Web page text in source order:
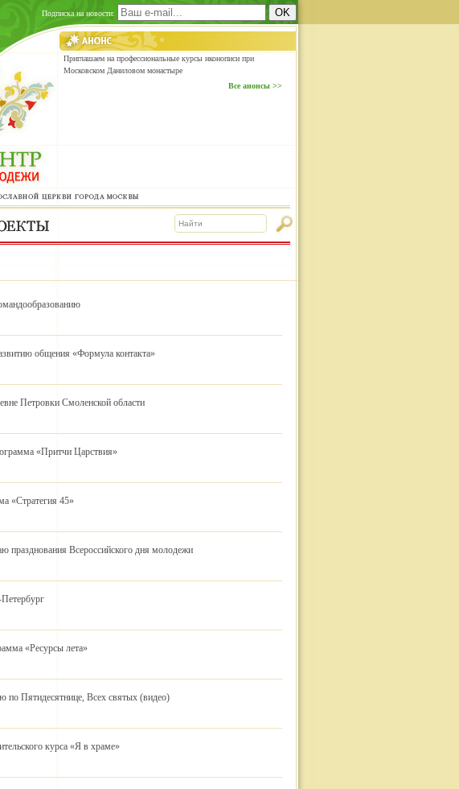
Подписка на новости:
Приглашаем на профессиональные курсы иконописи при
Московском Даниловом монастыре
Все анонсы >>
общения «Формула контакта»
Петровки Смоленской области
«Притчи Царствия»
«Стратегия 45»
празднования Всероссийского дня молодежи
«Ресурсы лета»
Пятидесятнице, Всех святых (видео)
курса «Я в храме»